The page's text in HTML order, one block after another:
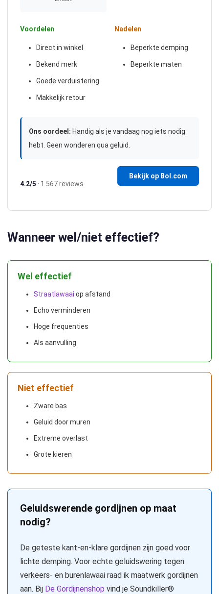
Voordelen
Direct in winkel
Bekend merk
Goede verduistering
Makkelijk retour
Nadelen
Beperkte demping
Beperkte maten
Ons oordeel: Handig als je vandaag nog iets nodig
hebt. Geen wonderen qua geluid.
4.2/5 · 1.567 reviews
Bekijk op Bol.com
Wanneer wel/niet effectief?
Wel effectief
Straatlawaai op afstand
Echo verminderen
Hoge frequenties
Als aanvulling
Niet effectief
Zware bas
Geluid door muren
Extreme overlast
Grote kieren
Geluidswerende gordijnen op maat
nodig?
De geteste kant-en-klare gordijnen zijn goed voor
lichte demping. Voor echte geluidswering tegen
verkeers- en burenlawaai raad ik maatwerk gordijnen
aan. Bij De Gordijnenshop vind je Soundkiller®